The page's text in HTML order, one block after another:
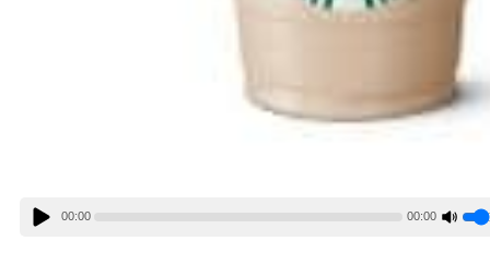
00:00 00:00